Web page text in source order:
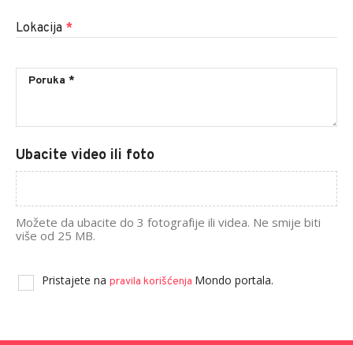
Lokacija *
Ubacite video ili foto
Možete da ubacite do 3 fotografije ili videa. Ne smije biti
više od 25 MB.
Pristajete na pravila korišćenja Mondo portala.